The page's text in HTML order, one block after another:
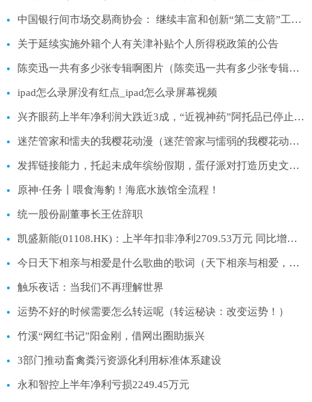
中国银行间市场交易商协会： 继续丰富和创新“第二支箭”工具箱 提升增信力度
关于延续实施外籍个人有关津补贴个人所得税政策的公告
陈奕迅一共有多少张专辑啊图片（陈奕迅一共有多少张专辑啊）
ipad怎么录屏没有红点_ipad怎么录屏幕视频
兴齐眼药上半年净利润大跌近3成，“近视神药”阿托品已停止网售一年
迷茫管家和懦夫的我樱花动漫（迷茫管家与懦弱的我樱花动漫）
发挥链接能力，托起未成年缤纷假期，蛋仔派对打造历史文化之旅
原神·任务丨喂食海豹！海底水族馆全流程！
统一股份副董事长王佐辞职
凯盛新能(01108.HK)：上半年扣非净利2709.53万元 同比增长17.47%
今日天下相亲与相爱是什么歌曲的歌词（天下相亲与相爱，情动千里之外是哪首歌的歌词）
触乐夜话：当我们不再理解世界
运势不好的时候需要怎么转运呢（转运秘诀：改变运势！）
竹溪“网红书记”阳金刚，借网出圈助振兴
3部门推动畜禽粪污资源化利用标准体系建设
永和智控上半年净利亏损2249.45万元